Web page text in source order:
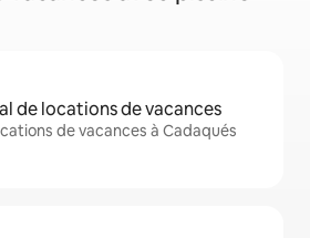
de locations de vacances
de vacances à Cadaqués